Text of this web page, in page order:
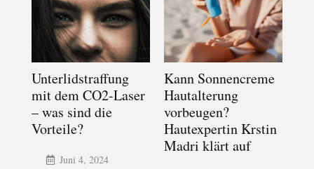
Unterlidstraffung
mit dem CO2-Laser
– was sind die
Vorteile?
Juni 4, 2024
Kann Sonnencreme
Hautalterung
vorbeugen?
Hautexpertin Krstin
Madri klärt auf